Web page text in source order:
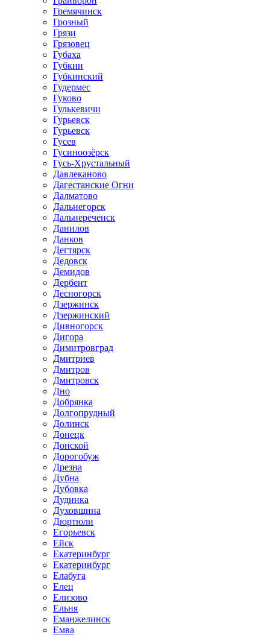
Гремячинск
Грозный
Грязи
Грязовец
Губаха
Губкин
Губкинский
Гудермес
Гуково
Гулькевичи
Гурьевск
Гурьевск
Гусев
Гусиноозёрск
Гусь-Хрустальный
Давлеканово
Дагестанские Огни
Далматово
Дальнегорск
Дальнереченск
Данилов
Данков
Дегтярск
Дедовск
Демидов
Дербент
Десногорск
Дзержинск
Дзержинский
Дивногорск
Дигора
Димитровград
Дмитриев
Дмитров
Дмитровск
Дно
Добрянка
Долгопрудный
Долинск
Донецк
Донской
Дорогобуж
Дрезна
Дубна
Дубовка
Дудинка
Духовщина
Дюртюли
Егорьевск
Ейск
Екатеринбург
Екатеринбург
Елабуга
Елец
Елизово
Ельня
Еманжелинск
Емва